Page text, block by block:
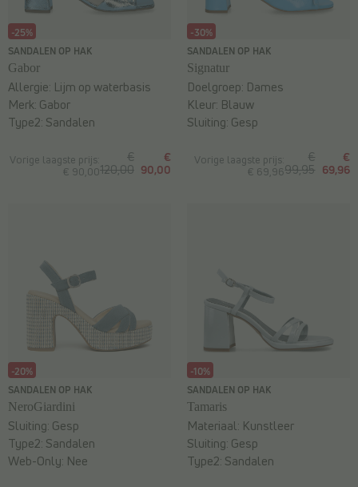
-25%
SANDALEN OP HAK
Gabor
Vorige laagste prijs:
€ 90,00
€
120,00
€
90,00
Allergie: Lijm op waterbasis
Merk: Gabor
Type2: Sandalen
-30%
SANDALEN OP HAK
Signatur
Vorige laagste prijs:
€ 69,96
€
99,95
€
69,96
Doelgroep: Dames
Kleur: Blauw
Sluiting: Gesp
-20%
SANDALEN OP HAK
NeroGiardini
Sluiting: Gesp
Type2: Sandalen
Web-Only: Nee
-10%
SANDALEN OP HAK
Tamaris
Materiaal: Kunstleer
Sluiting: Gesp
Type2: Sandalen